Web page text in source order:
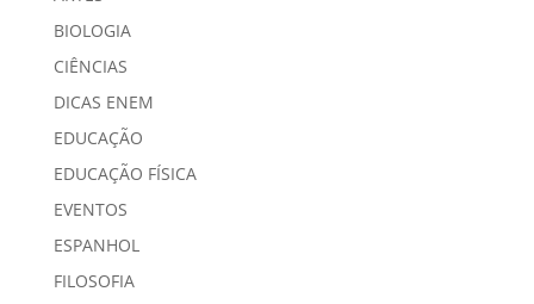
BIOLOGIA
CIÊNCIAS
DICAS ENEM
EDUCAÇÃO
EDUCAÇÃO FÍSICA
EVENTOS
ESPANHOL
FILOSOFIA